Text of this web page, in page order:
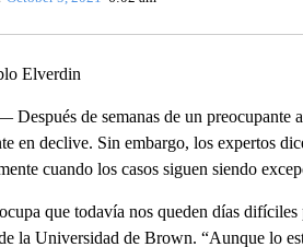
Elverdin
de semanas de un preocupante
en declive. Sin embargo, los expertos
cuando los casos siguen siendo
que todavía nos queden días
la Universidad de Brown. “Aunque lo